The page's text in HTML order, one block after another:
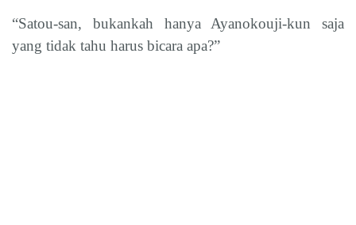
“Satou-san, bukankah hanya Ayanokouji-kun saja
yang tidak tahu harus bicara apa?”